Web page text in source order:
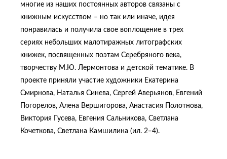
многие из наших постоянных авторов связаны с
книжным искусством – но так или иначе, идея
понравилась и получила свое воплощение в трех
сериях небольших малотиражных литографских
книжек, посвященных поэтам Серебряного века,
творчеству М.Ю. Лермонтова и детской тематике. В
проекте приняли участие художники Екатерина
Смирнова, Наталья Синева, Сергей Аверьянов, Евгений
Погорелов, Алена Вершигорова, Анастасия Полотнова,
Виктория Гусева, Евгения Сальникова, Светлана
Кочеткова, Светлана Камшилина (ил. 2‒4).